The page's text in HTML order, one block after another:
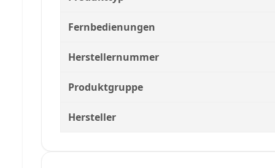
Fernbedienungen
Herstellernummer
Produktgruppe
Hersteller